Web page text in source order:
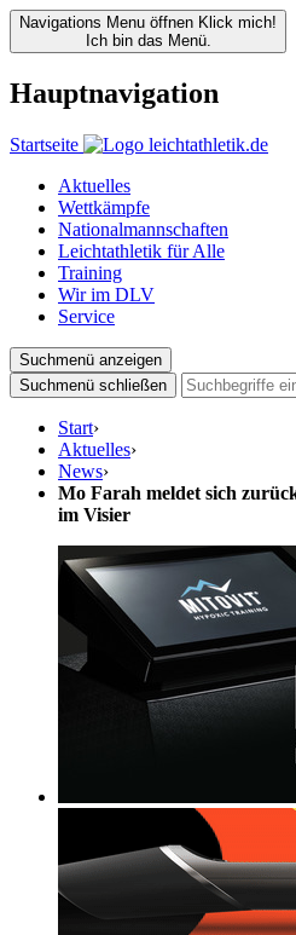
Navigations Menu öffnen Klick mich!
Ich bin das Menü.
Hauptnavigation
Startseite
Aktuelles
Wettkämpfe
Nationalmannschaften
Leichtathletik für Alle
Training
Wir im DLV
Service
Suchmenü anzeigen
Suchmenü schließen
Start›
Aktuelles›
News›
Mo Farah meldet sich
im Visier